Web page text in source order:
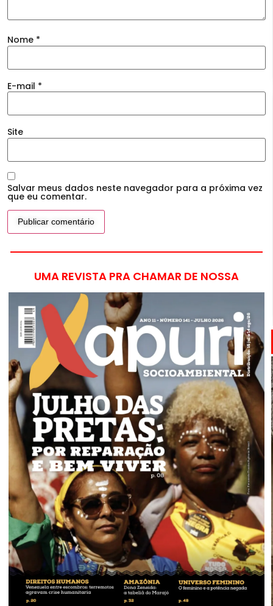
Nome *
E-mail *
Site
Salvar meus dados neste navegador para a próxima vez
que eu comentar.
UMA REVISTA PRA CHAMAR DE NOSSA